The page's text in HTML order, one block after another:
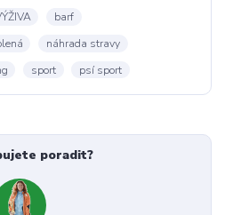
barf
náhrada stravy
sport psí sport
poradit?